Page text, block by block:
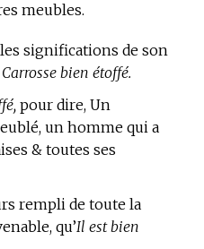
meubles.
significations de son
bien étoffé.
pour dire, Un
un homme qui a
& toutes ses
rempli de toute la
qu’Il est bien